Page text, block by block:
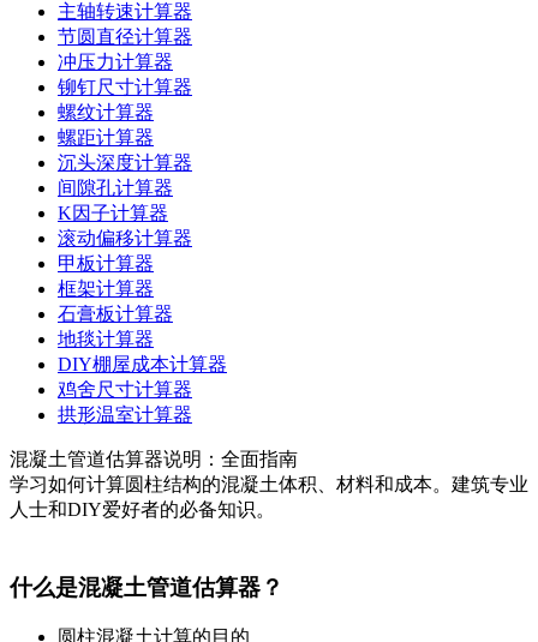
主轴转速计算器
节圆直径计算器
冲压力计算器
铆钉尺寸计算器
螺纹计算器
螺距计算器
沉头深度计算器
间隙孔计算器
K因子计算器
滚动偏移计算器
甲板计算器
框架计算器
石膏板计算器
地毯计算器
DIY棚屋成本计算器
鸡舍尺寸计算器
拱形温室计算器
混凝土管道估算器说明：全面指南
学习如何计算圆柱结构的混凝土体积、材料和成本。建筑专业
人士和DIY爱好者的必备知识。
什么是混凝土管道估算器？
圆柱混凝土计算的目的